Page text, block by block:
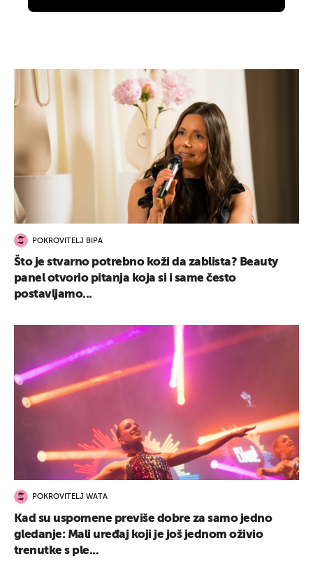
POKROVITELJ BIPA
Što je stvarno potrebno koži da zablista? Beauty
panel otvorio pitanja koja si i same često
postavljamo...
POKROVITELJ WATA
Kad su uspomene previše dobre za samo jedno
gledanje: Mali uređaj koji je još jednom oživio
trenutke s ple...